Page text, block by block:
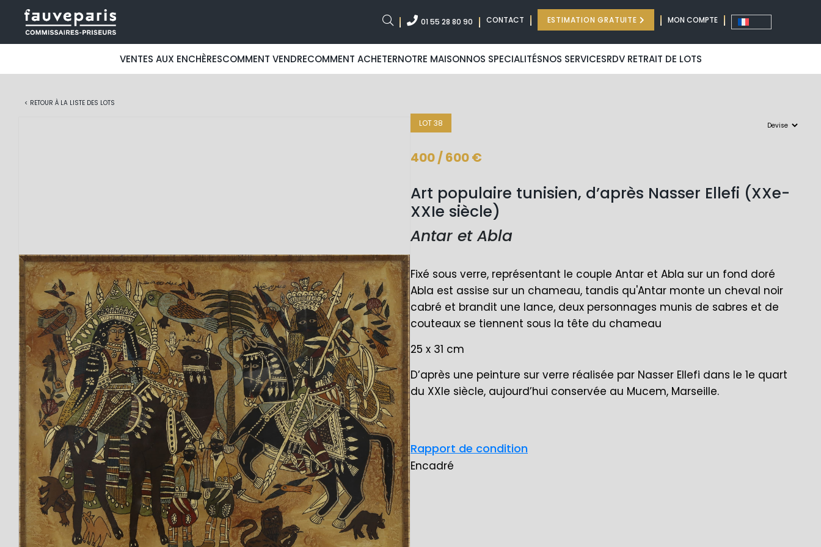
01 55 28 80 90 CONTACT ESTIMATION GRATUITE MON COMPTE
VENTES AUX ENCHÈRESCOMMENT VENDRECOMMENT ACHETERNOTRE MAISONNOS SPECIALITÉSNOS SERVICESRDV RETRAIT DE LOTS
< RETOUR À LA LISTE DES LOTS
LOT 38
400 / 600 €
Art populaire tunisien, d’après Nasser Ellefi (XXe-
XXIe siècle)
Antar et Abla
Fixé sous verre, représentant le couple Antar et Abla sur un fond doré
Abla est assise sur un chameau, tandis qu'Antar monte un cheval noir
cabré et brandit une lance, deux personnages munis de sabres et de
couteaux se tiennent sous la tête du chameau
25 x 31 cm
D’après une peinture sur verre réalisée par Nasser Ellefi dans le 1e quart
du XXIe siècle, aujourd’hui conservée au Mucem, Marseille.
Rapport de condition
Encadré